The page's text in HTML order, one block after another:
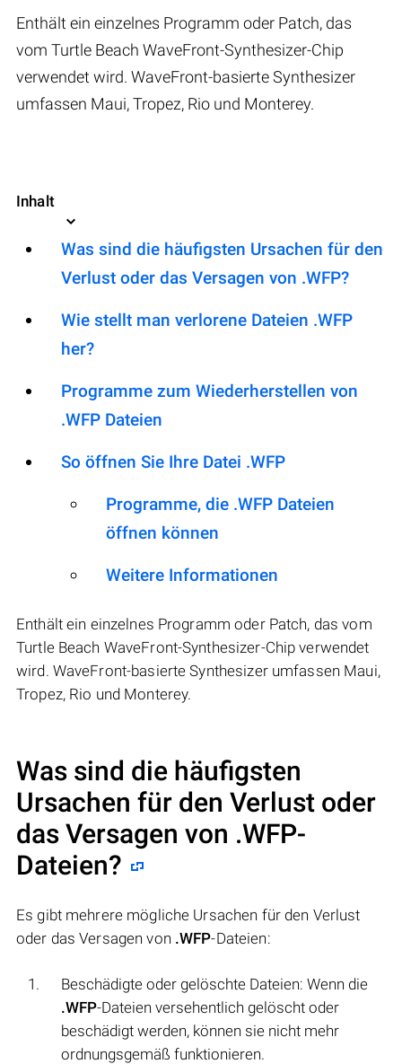
Enthält ein einzelnes Programm oder Patch, das
vom Turtle Beach WaveFront-Synthesizer-Chip
verwendet wird. WaveFront-basierte Synthesizer
umfassen Maui, Tropez, Rio und Monterey.
Inhalt
Was sind die häufigsten Ursachen für den
Verlust oder das Versagen von .WFP?
Wie stellt man verlorene Dateien .WFP
her?
Programme zum Wiederherstellen von
.WFP Dateien
So öffnen Sie Ihre Datei .WFP
Programme, die .WFP Dateien
öffnen können
Weitere Informationen
Enthält ein einzelnes Programm oder Patch, das vom
Turtle Beach WaveFront-Synthesizer-Chip verwendet
wird. WaveFront-basierte Synthesizer umfassen Maui,
Tropez, Rio und Monterey.
Was sind die häufigsten
Ursachen für den Verlust oder
das Versagen von .WFP-
Dateien?
Es gibt mehrere mögliche Ursachen für den Verlust
oder das Versagen von .WFP-Dateien:
Beschädigte oder gelöschte Dateien: Wenn die
.WFP-Dateien versehentlich gelöscht oder
beschädigt werden, können sie nicht mehr
ordnungsgemäß funktionieren.